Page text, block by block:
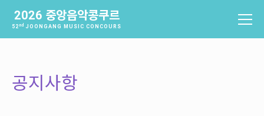
2026 중앙음악콩쿠르
52 nd JOONGANG MUSIC CONCOURS
소개
역사
공지사항